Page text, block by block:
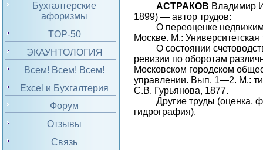
Бухгалтерские
афоризмы
TOP-50
ЭКАУНТОЛОГИЯ
Всем! Всем! Всем!
Excel и Бухгалтерия
Форум
Отзывы
Связь
АСТРАКОВ Владимир
1899) — автор трудов:
О переоценке
Москве. М.: Университетская
О состоянии
ревизии по оборотам
Московском городском
управлении. Вып. 1—2. М.:
С.В. Гурьянова, 1877.
Другие труды (оценка,
гидрография).